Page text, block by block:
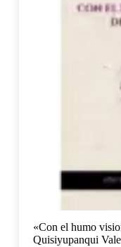
«Con el humo
Quisiyupanqui